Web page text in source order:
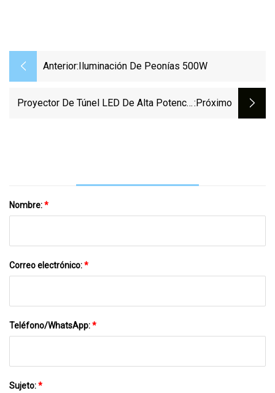
Anterior: Iluminación De Peonías 500W
Proyector De Túnel LED De Alta Potencia:próximo
Nombre:*
Correo electrónico:*
Teléfono/WhatsApp:*
Sujeto:*